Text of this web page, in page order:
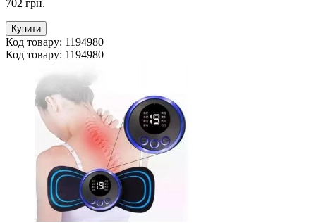
702 грн.
Купити
Код товару: 1194980
Код товару: 1194980